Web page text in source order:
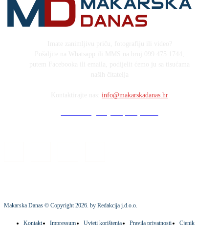
info@makarskadanas.hr
Makarska Danas © Copyright2026. by Redakcija j.d.o.o.
Kontakt Impressum Uvjeti korištenja Pravila privatnosti
Cjenik